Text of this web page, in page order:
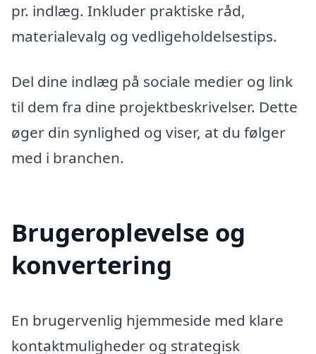
pr. indlæg. Inkluder praktiske råd,
materialevalg og vedligeholdelsestips.
Del dine indlæg på sociale medier og link
til dem fra dine projektbeskrivelser. Dette
øger din synlighed og viser, at du følger
med i branchen.
Brugeroplevelse og
konvertering
En brugervenlig hjemmeside med klare
kontaktmuligheder og strategisk